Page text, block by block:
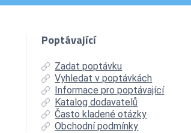
Poptávající
Zadat poptávku
Vyhledat v poptávkách
Informace pro poptávající
Katalog dodavatelů
Často kladené otázky
Obchodní podmínky